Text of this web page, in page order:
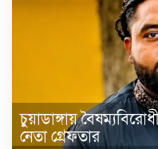
চুয়াডাঙ্গায়
নেতা গ্রেফতার